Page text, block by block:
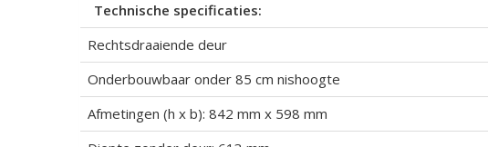
Technische specificaties:
Rechtsdraaiende deur
Onderbouwbaar onder 85 cm nishoogte
Afmetingen (h x b): 842 mm x 598 mm